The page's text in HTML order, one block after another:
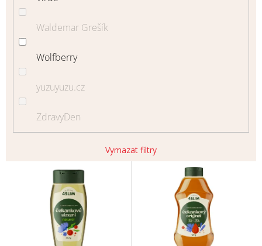
Waldemar Grešík
Wolfberry
yuzuyuzu.cz
ZdravyDen
Vymazat filtry